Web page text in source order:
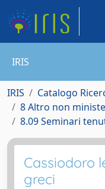
IRIS
IRIS
Catalogo
8 Altro non
8.09 Seminari
Cassiodoro
greci